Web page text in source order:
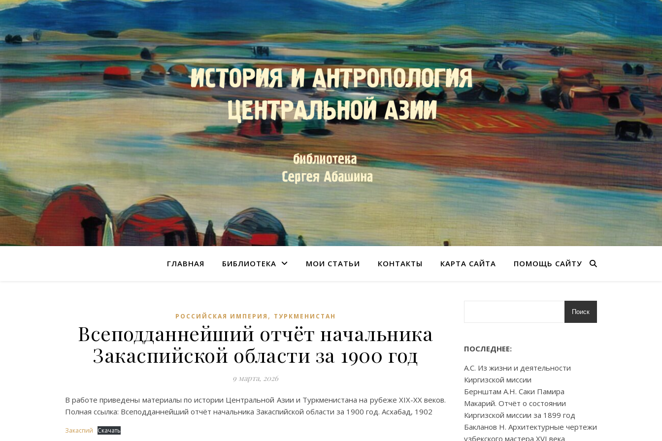
ГЛАВНАЯ БИБЛИОТЕКА МОИ СТАТЬИ КОНТАКТЫ КАРТА САЙТА ПОМОЩЬ САЙТУ
РОССИЙСКАЯ ИМПЕРИЯ , ТУРКМЕНИСТАН
Всеподданнейший отчёт начальника
Закаспийской области за 1900 год
9 марта, 2026
В работе приведены материалы по истории Центральной Азии и Туркменистана на рубеже XIX-XX веков.
Полная ссылка: Всеподданнейший отчёт начальника Закаспийской области за 1900 год. Асхабад, 1902
Закаспий Скачать
Поиск
ПОСЛЕДНЕЕ:
А.С. Из жизни и деятельности
Киргизской миссии
Бернштам А.Н. Саки Памира
Макарий. Отчёт о состоянии
Киргизской миссии за 1899 год
Бакланов Н. Архитектурные чертежи
узбекского мастера XVI века